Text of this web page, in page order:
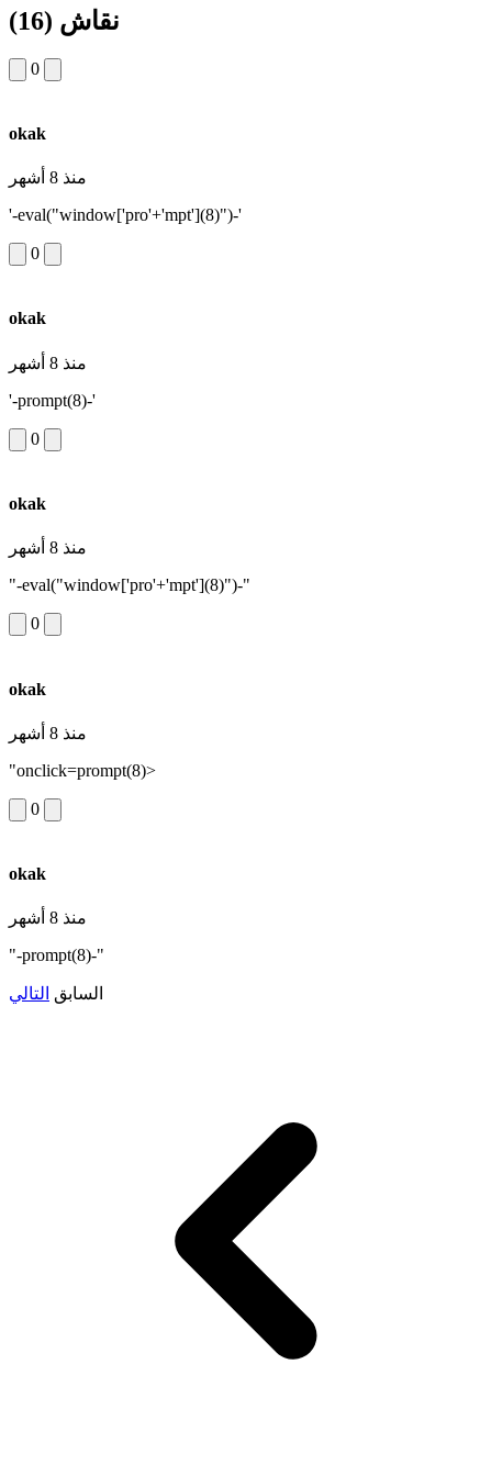
نقاش (16)
0
okak
منذ 8 أشهر
'-eval("window['pro'+'mpt'](8)")-'
0
okak
منذ 8 أشهر
'-prompt(8)-'
0
okak
منذ 8 أشهر
"-eval("window['pro'+'mpt'](8)")-"
0
okak
منذ 8 أشهر
"onclick=prompt(8)>
0
okak
منذ 8 أشهر
"-prompt(8)-"
السابق التالي